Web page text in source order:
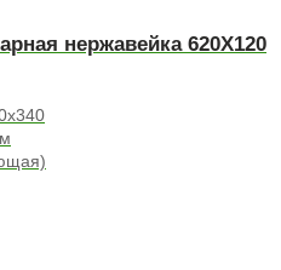
нержавейка 620Х120